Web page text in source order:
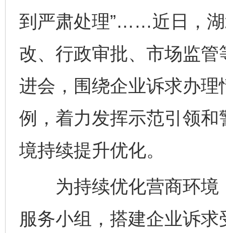
到严肃处理”……近日，
改、行政审批、市场监
进会，围绕企业诉求办
例，着力发挥示范引领
境持续提升优化。
为持续优化营商环境
服务小组，搭建企业诉